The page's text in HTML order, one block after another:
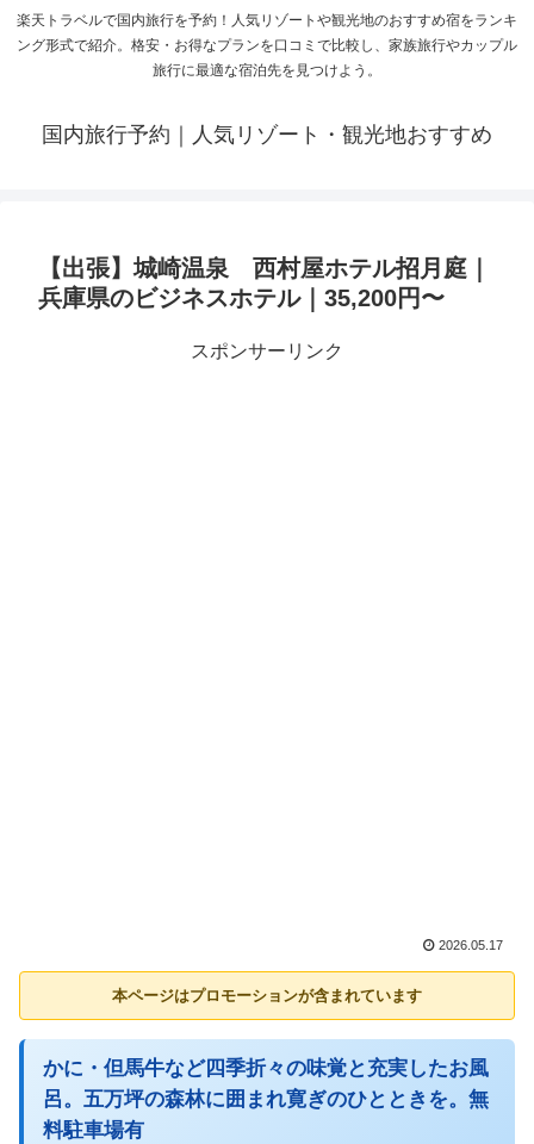
楽天トラベルで国内旅行を予約！人気リゾートや観光地のおすすめ宿をランキ
ング形式で紹介。格安・お得なプランを口コミで比較し、家族旅行やカップル
旅行に最適な宿泊先を見つけよう。
国内旅行予約｜人気リゾート・観光地おすすめ
【出張】城崎温泉 西村屋ホテル招月庭｜
兵庫県のビジネスホテル｜35,200円〜
スポンサーリンク
2026.05.17
本ページはプロモーションが含まれています
かに・但馬牛など四季折々の味覚と充実したお風
呂。五万坪の森林に囲まれ寛ぎのひとときを。無
料駐車場有